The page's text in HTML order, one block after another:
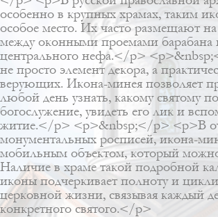
особенно в крупных храмах, таким
особое место. Их часто размещают на
между оконными проемами барабана
центрального нефа.</p>
не просто элемент декора, а
верующих. Икона-минея позволяет
любой день узнать, какому святому
богослужение, увидеть его лик и
житие.</p> <p>&nbsp;</p> <p>В
монументальных росписей, икона-
мобильным объектом, который
Наличие в храме такой подробной
иконы подчеркивает полноту и
церковной жизни, связывая каждый
конкретного святого.</p>